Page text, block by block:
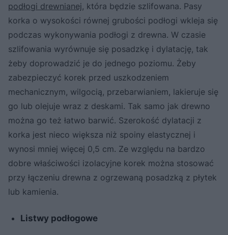
podłogi drewnianej, która będzie szlifowana. Pasy
korka o wysokości równej grubości podłogi wkleja się
podczas wykonywania podłogi z drewna. W czasie
szlifowania wyrównuje się posadzkę i dylatację, tak
żeby doprowadzić je do jednego poziomu. Żeby
zabezpieczyć korek przed uszkodzeniem
mechanicznym, wilgocią, przebarwianiem, lakieruje się
go lub olejuje wraz z deskami. Tak samo jak drewno
można go też łatwo barwić. Szerokość dylatacji z
korka jest nieco większa niż spoiny elastycznej i
wynosi mniej więcej 0,5 cm. Ze względu na bardzo
dobre właściwości izolacyjne korek można stosować
przy łączeniu drewna z ogrzewaną posadzką z płytek
lub kamienia.
Listwy podłogowe